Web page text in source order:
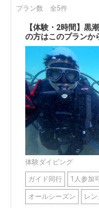
プラン数 全5件
【体験・2時間】黒
の方はこのプラン
体験ダイビング
ガイド同行 1人参加
オールシーズン レ